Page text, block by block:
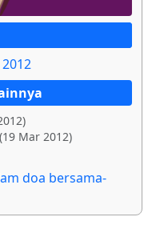
(19 Mar 2012)
doa bersama-